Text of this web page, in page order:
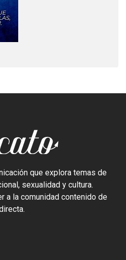
que explora temas de
sexualidad y cultura.
a la comunidad contenido de